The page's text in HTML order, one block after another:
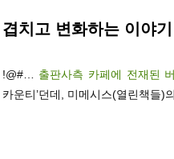
겹치고 변화하는 이야
!@#… 출판사측 카페에 전재된
카운티’던데, 미메시스(열린책들)